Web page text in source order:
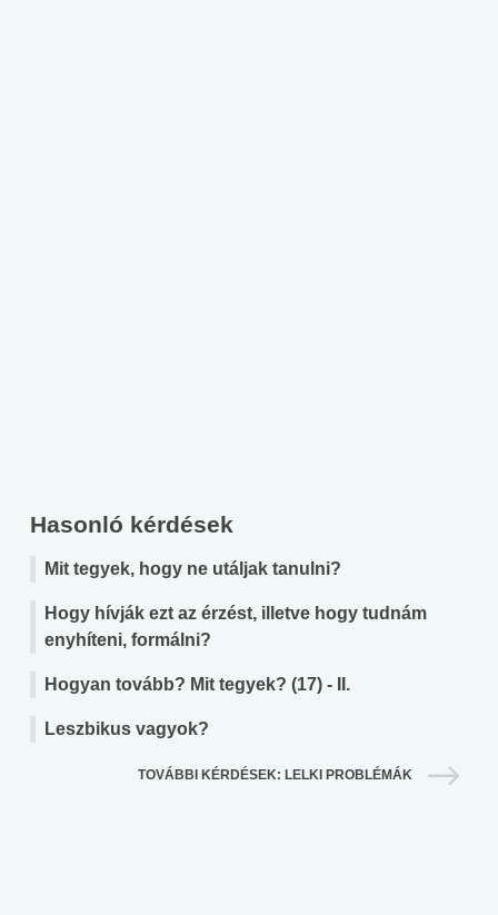
Hasonló kérdések
Mit tegyek, hogy ne utáljak tanulni?
Hogy hívják ezt az érzést, illetve hogy tudnám
enyhíteni, formálni?
Hogyan tovább? Mit tegyek? (17) - II.
Leszbikus vagyok?
TOVÁBBI KÉRDÉSEK: LELKI PROBLÉMÁK